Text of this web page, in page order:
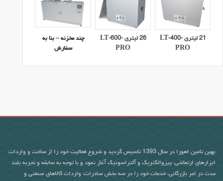
21 لیتری LT-400-
PRO
26 لیتری LT-600-
PRO
چند مخزنه – بنا به
سفارش
بهین تامین اهورا در سال 1393 تاسیس گردید و شروع فعالیت خود را از ساخت و واردات
ابزارهای ارتعاشی، پیزوالکتریک و آلتراسونیک آغاز نمود و با توجه به سابقه و تجربه بلند
مدت در امر بازرگانی، خدمات خود را در سه بخش صادرات، واردات کالاهای صنعتی و